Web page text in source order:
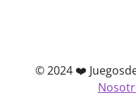
© 2024 ❤️